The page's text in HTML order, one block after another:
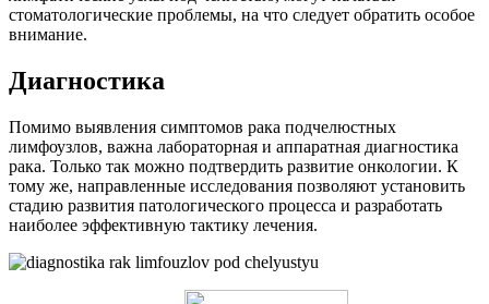
стоматологические проблемы, на что следует обратить особое
внимание.
Диагностика
Помимо выявления симптомов рака подчелюстных
лимфоузлов, важна лабораторная и аппаратная диагностика
рака. Только так можно подтвердить развитие онкологии. К
тому же, направленные исследования позволяют установить
стадию развития патологического процесса и разработать
наиболее эффективную тактику лечения.